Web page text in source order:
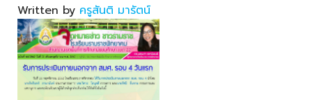
Written by ครูสันติ มารัตน์